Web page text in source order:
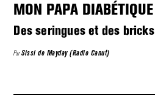
MON PAPA DIABÉTIQUE
Des seringues et des bricks
ParSissi de Mayday (Radio Canut)